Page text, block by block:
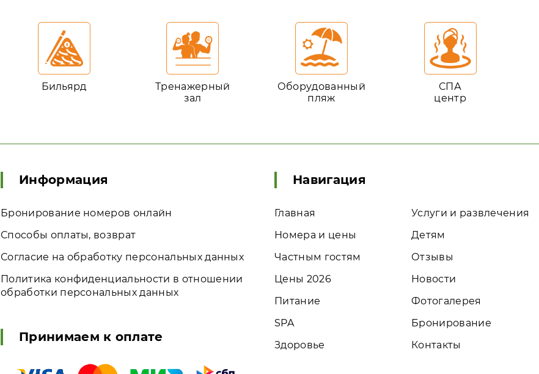
Бильярд
Тренажерный
зал
Оборудованный
пляж
СПА
центр
Информация
Бронирование номеров онлайн
Способы оплаты, возврат
Согласие на обработку персональных данных
Политика конфиденциальности в отношении
обработки персональных данных
Принимаем к оплате
Навигация
Главная
Номера и цены
Частным гостям
Цены 2026
Питание
SPA
Здоровье
Услуги и развлечения
Детям
Отзывы
Новости
Фотогалерея
Бронирование
Контакты